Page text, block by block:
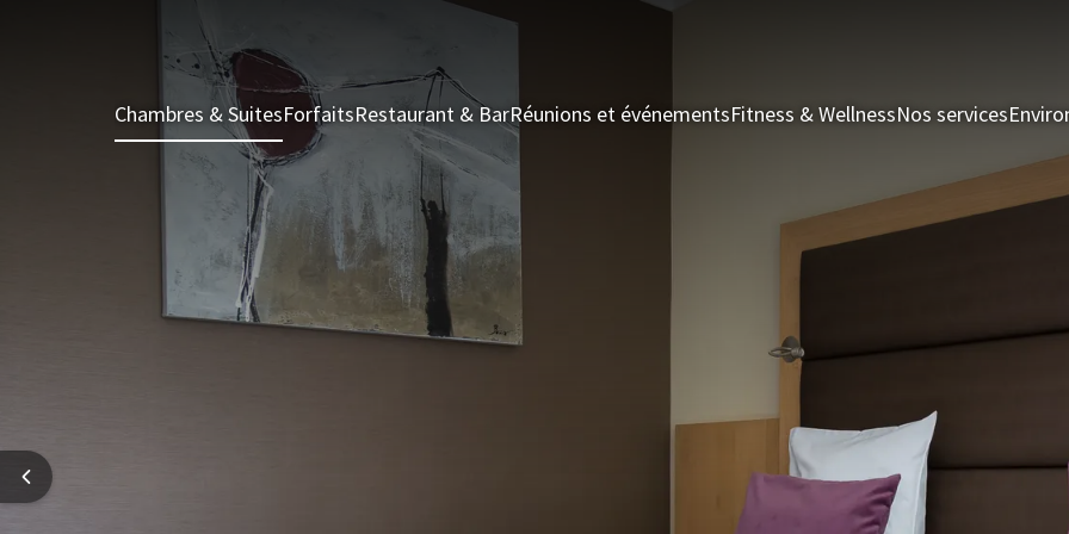
Chambres & SuitesForfaitsRestaurant & BarRéunions et événementsFitness & WellnessNos services